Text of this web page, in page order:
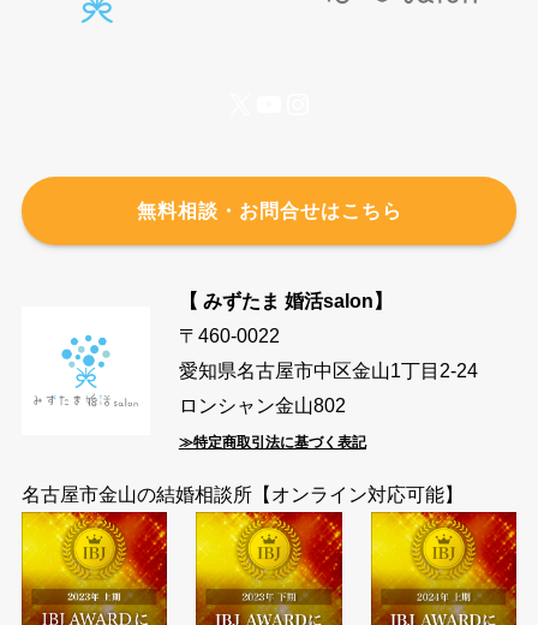
無料相談・お問合せはこちら
【 みずたま 婚活salon】
〒460-0022
愛知県名古屋市中区金山1丁目2-24
ロンシャン金山802
≫特定商取引法に基づく表記
名古屋市金山の結婚相談所【オンライン対応可能】